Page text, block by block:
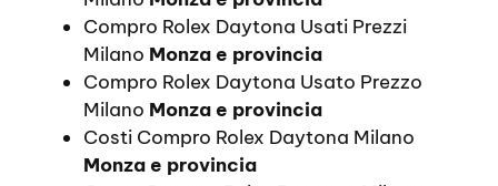
Compro Rolex Daytona Usati Prezzi
Milano Monza e provincia
Compro Rolex Daytona Usato Prezzo
Milano Monza e provincia
Costi Compro Rolex Daytona Milano
Monza e provincia